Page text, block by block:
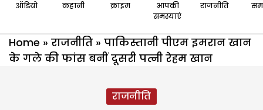
ऑडियो कहानी क्राइम
आपकी
समस्याएं
राजनीति
Home » राजनीति » पाकिस्तानी पीएम इमरान खान
के गले की फांस बनीं दूसरी पत्नी रेहम खान
राजनीति